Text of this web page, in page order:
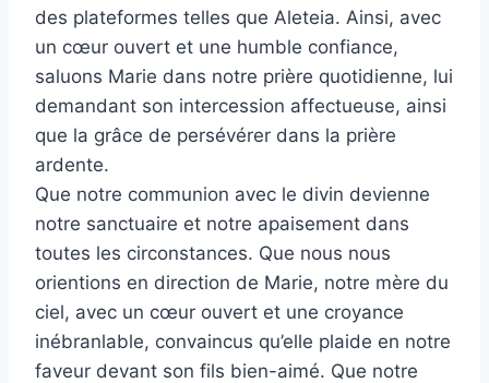
des plateformes telles que Aleteia. Ainsi, avec
un cœur ouvert et une humble confiance,
saluons Marie dans notre prière quotidienne, lui
demandant son intercession affectueuse, ainsi
que la grâce de persévérer dans la prière
ardente.
Que notre communion avec le divin devienne
notre sanctuaire et notre apaisement dans
toutes les circonstances. Que nous nous
orientions en direction de Marie, notre mère du
ciel, avec un cœur ouvert et une croyance
inébranlable, convaincus qu’elle plaide en notre
faveur devant son fils bien-aimé. Que notre